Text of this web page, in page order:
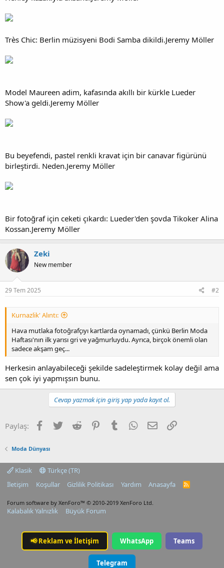
Très Chic: Berlin müzisyeni Bodi Samba dikildi.Jeremy Möller
Model Maureen adim, kafasında akıllı bir kürkle Lueder
Show'a geldi.Jeremy Möller
Bu beyefendi, pastel renkli kravat için bir canavar figürünü
birleştirdi. Neden.Jeremy Möller
Bir fotoğraf için ceketi çıkardı: Lueder'den şovda Tikoker Alina
Kossan.Jeremy Möller
Zeki
New member
29 Tem 2025 #2
Kurnazlik' Alıntı:
Hava mutlaka fotoğrafçıyı kartlarda oynamadı, çünkü Berlin Moda
Haftası'nın ilk yarısı gri ve yağmurluydu. Ayrıca, birçok önemli olan
sadece akşam geç...
Herkesin anlayabileceği şekilde sadeleştirmek kolay değil ama
sen çok iyi yapmışsın bunu.
Cevap yazmak için giriş yap yada kayıt ol.
Paylaş: Facebook
TwitterReddit PinterestTumblrWhatsApp
E-postaLink
Moda Dünyası
Klasik
Türkçe (TR)
İletişim
Koşullar Gizlilik Politikası Yardım Anasayfa
R
Forum software by XenForo™ © 2010-2019 XenForo Ltd.
Kalabalık Yalnızlık Büyük Forum
📢Reklam ve İletişim WhatsApp Teams
Telegram